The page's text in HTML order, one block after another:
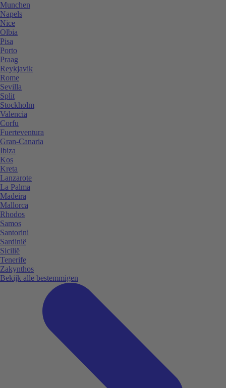
Munchen
Napels
Nice
Olbia
Pisa
Porto
Praag
Reykjavik
Rome
Sevilla
Split
Stockholm
Valencia
Corfu
Fuerteventura
Gran-Canaria
Ibiza
Kos
Kreta
Lanzarote
La Palma
Madeira
Mallorca
Rhodos
Samos
Santorini
Sardinië
Sicilië
Tenerife
Zakynthos
Bekijk alle bestemmigen